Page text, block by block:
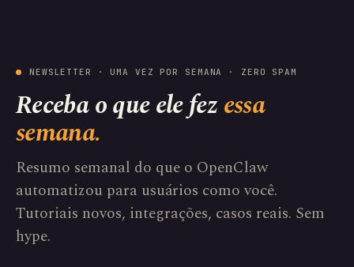
NEWSLETTER · UMA VEZ POR SEMANA · ZERO SPAM
Receba o que ele fezessa
semana.
Resumo semanal do que o OpenClaw
automatizou para usuários como você.
Tutoriais novos, integrações, casos reais. Sem
hype.